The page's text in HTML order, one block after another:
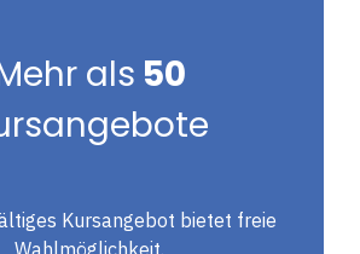
als 50
Kursangebot bietet freie